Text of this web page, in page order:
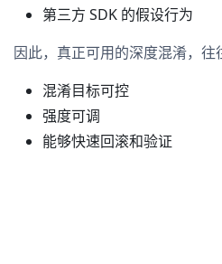
第三方 SDK 的假设行为
因此，真正可用的深度混淆，往
混淆目标可控
强度可调
能够快速回滚和验证